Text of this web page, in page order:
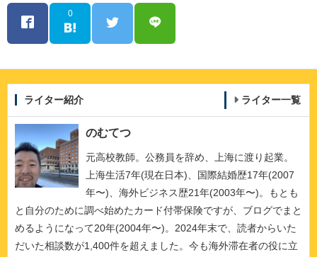
0
ライター紹介 ライター一覧
のむてつ
元高校教師。公務員を辞め、上海に渡り起業。
上海生活7年(現在日本)、国際結婚歴17年(2007
年〜)、海外ビジネス歴21年(2003年〜)。もとも
と自分のために調べ始めたカード付帯保険ですが、ブログでまと
めるようになって20年(2004年〜)。2024年末で、読者からいた
だいた相談数が1,400件を超えました。今も海外滞在者の役に立